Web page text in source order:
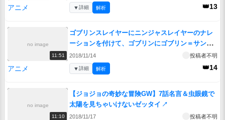
アニメ 👑13
▼詳細 解析
no image
11:51
ゴブリンスレイヤーにニンジャスレイヤーのナレ
ーションを付けて、ゴブリンにゴブリン＝サンの
声をアテレコしてみた
2018/11/14 投稿者不明
アニメ 👑14
▼詳細 解析
no image
11:10
【ジョジョの奇妙な冒険GW】7話名言＆虫眼鏡で
太陽を見ちゃいけないゼッタイ ↗
2018/11/17 投稿者不明